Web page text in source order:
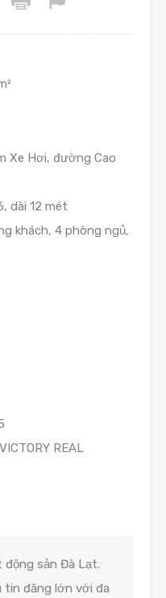
Xe Hơi, đường Cao
dài 12 mét
khách, 4 phòng ngủ,
REAL
sản Đà Lạt.
tin đăng lớn với đa